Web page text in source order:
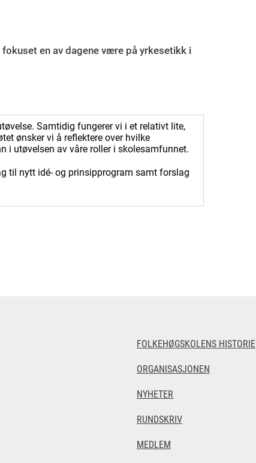
en av dagene være på yrkesetikk i
Samtidig fungerer vi i et relativt lite,
ønsker vi å reflektere over hvilke
i utøvelsen av våre roller i skolesamfunnet.
til nytt idé- og prinsipprogram samt forslag
FOLKEHØGSKOLENS HISTORIE
ORGANISASJONEN
NYHETER
RUNDSKRIV
MEDLEM